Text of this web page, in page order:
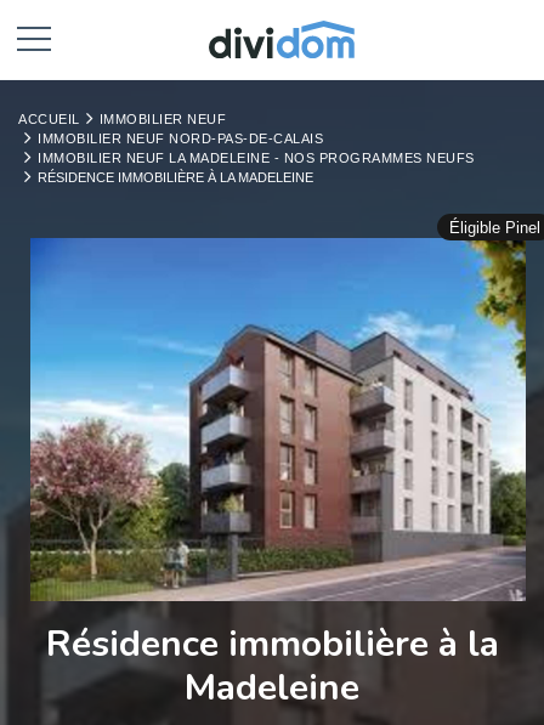
ACCUEIL
IMMOBILIER NEUF
IMMOBILIER NEUF NORD-PAS-DE-CALAIS
IMMOBILIER NEUF LA MADELEINE - NOS PROGRAMMES NEUFS
RÉSIDENCE IMMOBILIÈRE À LA MADELEINE
Éligible Pinel
Résidence immobilière à la
Madeleine